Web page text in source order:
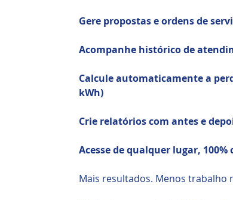
Gere propostas e ordens de
Acompanhe histórico de
Calcule automaticamente a
kWh)
Crie relatórios com antes e
Acesse de qualquer lugar,
Mais resultados. Menos trabalho